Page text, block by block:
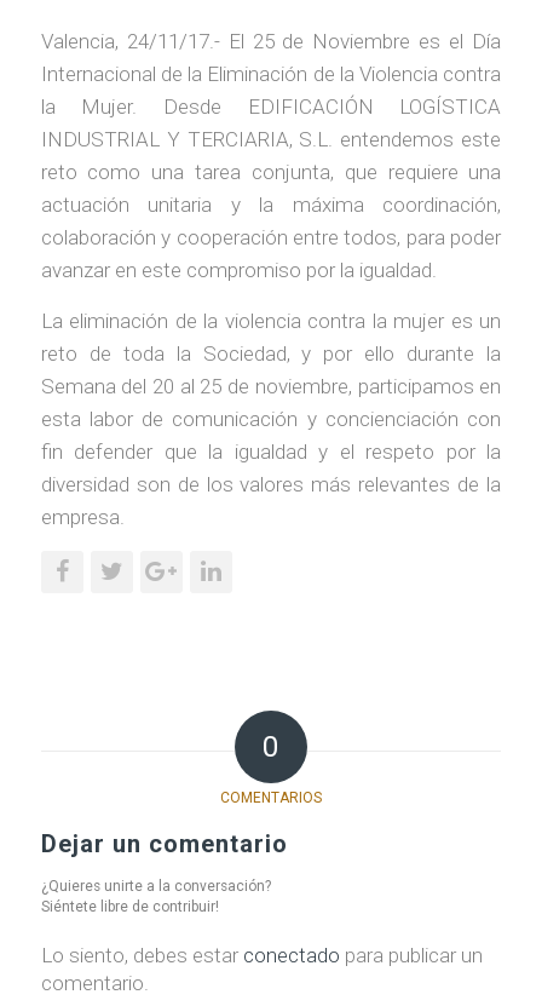
Valencia, 24/11/17.- El 25 de Noviembre es el Día
Internacional de la Eliminación de la Violencia contra
la Mujer. Desde EDIFICACIÓN LOGÍSTICA
INDUSTRIAL Y TERCIARIA, S.L. entendemos este
reto como una tarea conjunta, que requiere una
actuación unitaria y la máxima coordinación,
colaboración y cooperación entre todos, para poder
avanzar en este compromiso por la igualdad.
La eliminación de la violencia contra la mujer es un
reto de toda la Sociedad, y por ello durante la
Semana del 20 al 25 de noviembre, participamos en
esta labor de comunicación y concienciación con
fin defender que la igualdad y el respeto por la
diversidad son de los valores más relevantes de la
empresa.
0
COMENTARIOS
Dejar un comentario
¿Quieres unirte a la conversación?
Siéntete libre de contribuir!
Lo siento, debes estar conectado para publicar un
comentario.